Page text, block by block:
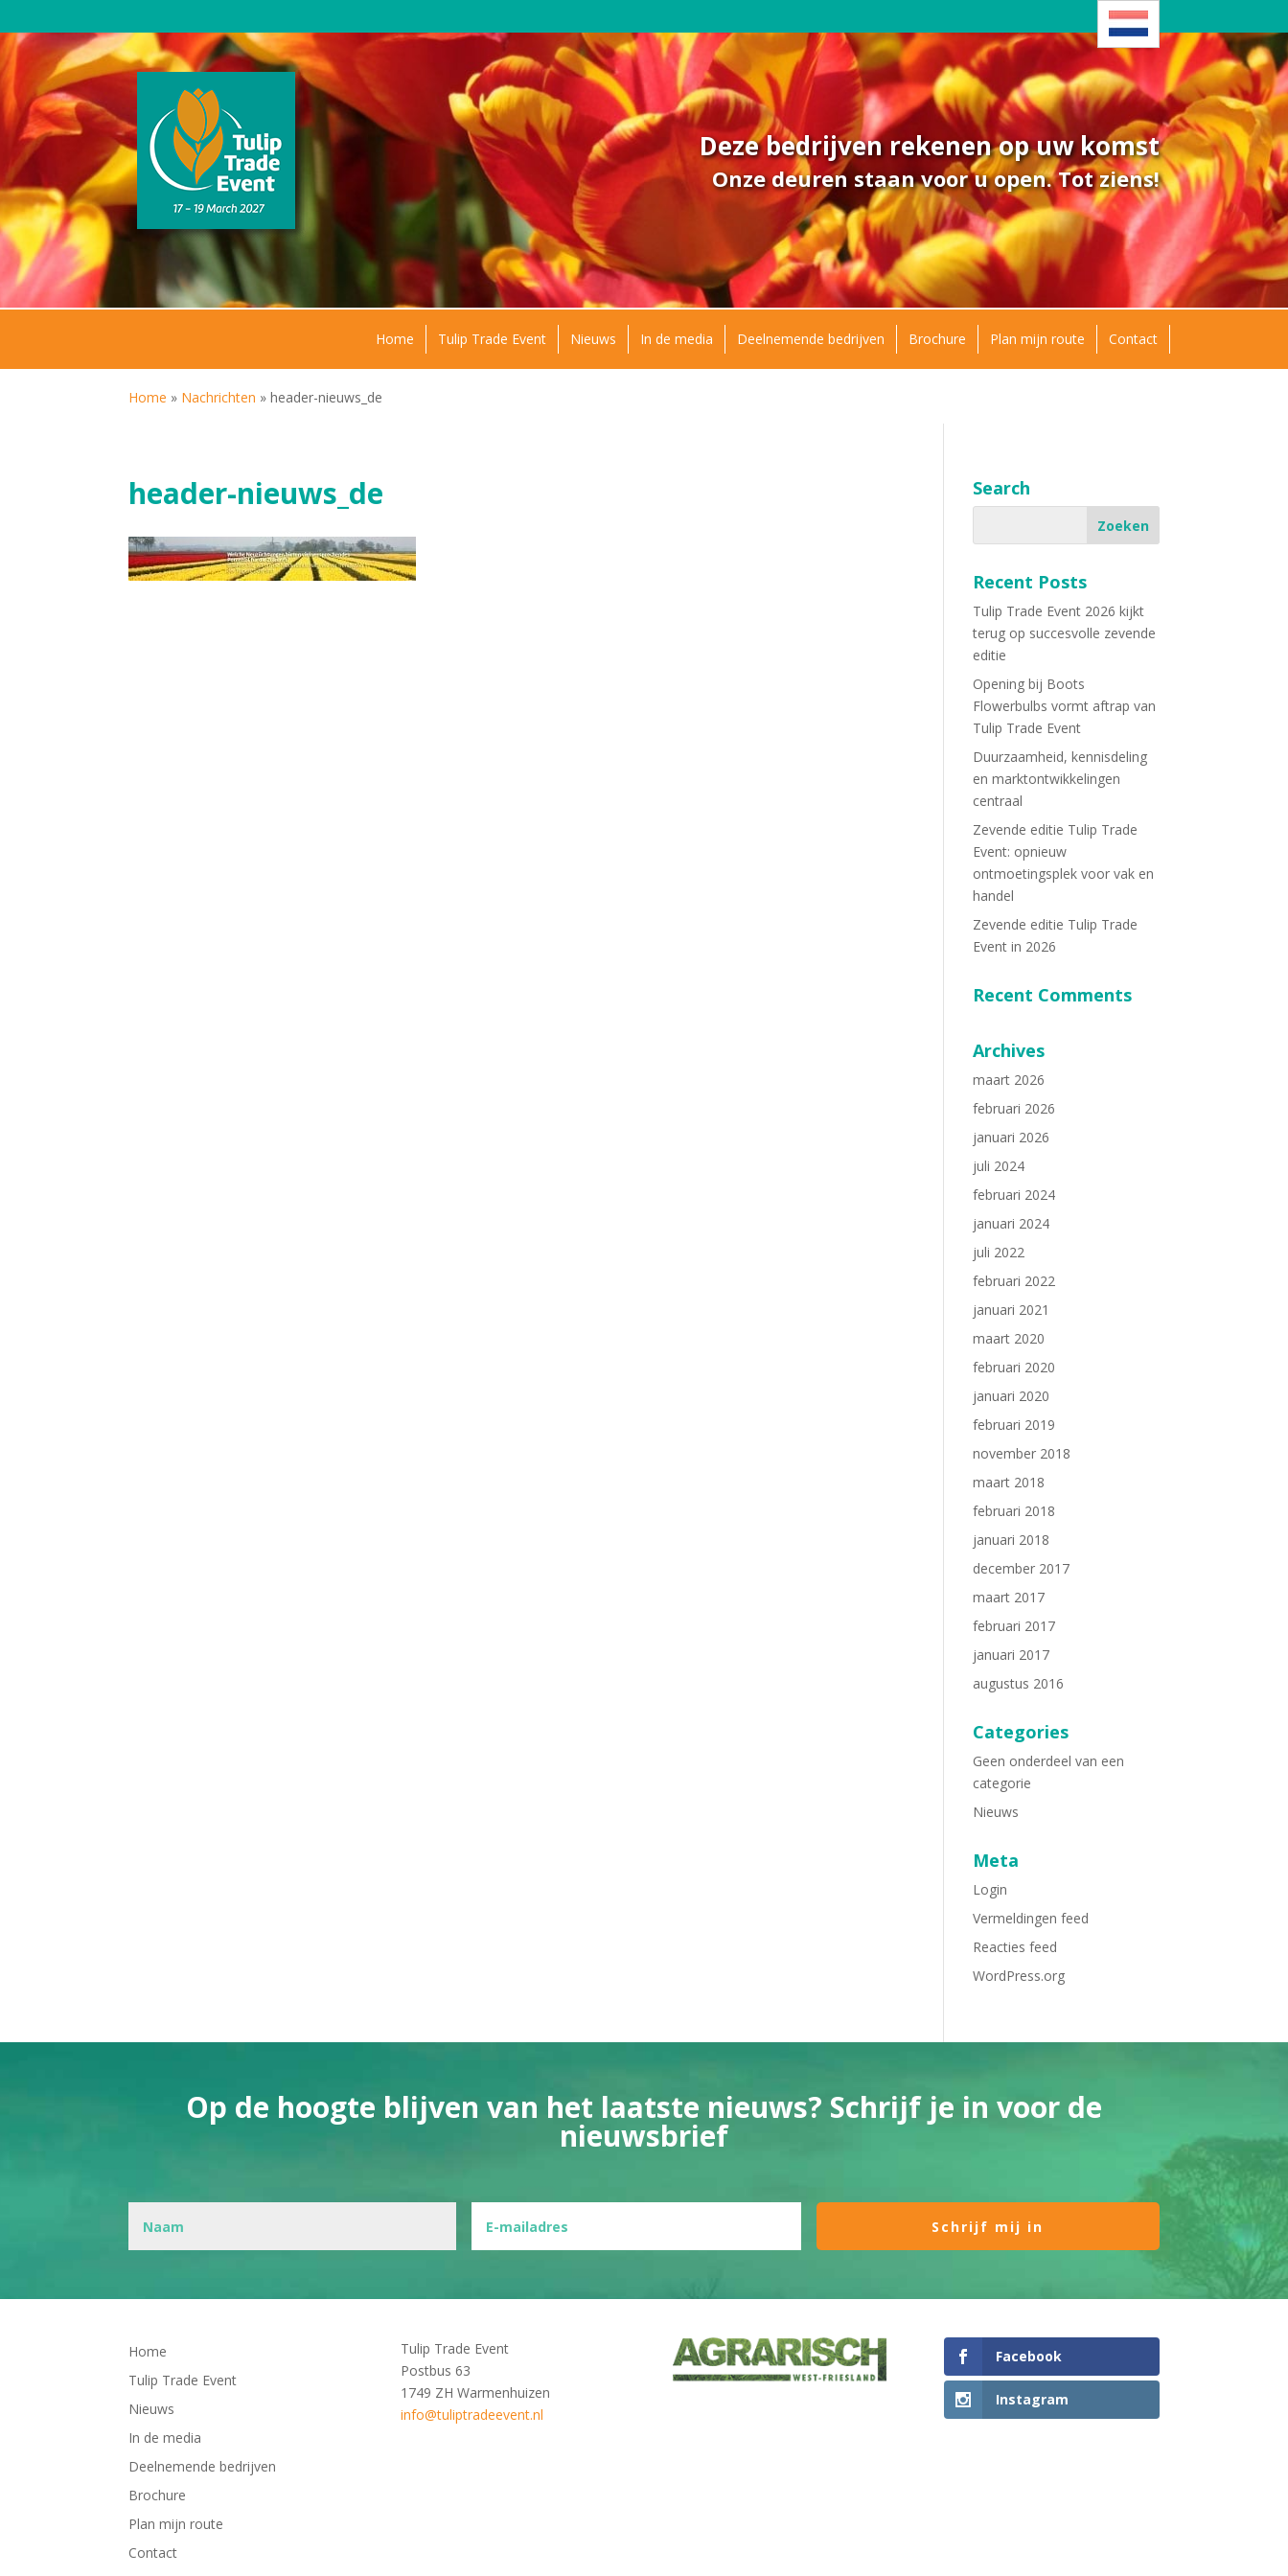
Deze bedrijven rekenen op uw komst
Onze deuren staan voor u open. Tot ziens!
Home Tulip Trade Event Nieuws In de media Deelnemende bedrijven Brochure Plan mijn route Contact
Home » Nachrichten »header-nieuws_de
header-nieuws_de Search
Recent Posts
Tulip Trade Event 2026 kijkt
terug op succesvolle zevende
editie
Opening bij Boots
Flowerbulbs vormt aftrap van
Tulip Trade Event
Duurzaamheid, kennisdeling
en marktontwikkelingen
centraal
Zevende editie Tulip Trade
Event: opnieuw
ontmoetingsplek voor vak en
handel
Zevende editie Tulip Trade
Event in 2026
Recent Comments
Archives
maart 2026
februari 2026
januari 2026
juli 2024
februari 2024
januari 2024
juli 2022
februari 2022
januari 2021
maart 2020
februari 2020
januari 2020
februari 2019
november 2018
maart 2018
februari 2018
januari 2018
december 2017
maart 2017
februari 2017
januari 2017
augustus 2016
Categories
Geen onderdeel van een
categorie
Nieuws
Meta
Login
Vermeldingen feed
Reacties feed
WordPress.org
Op de hoogte blijven van het laatste nieuws? Schrijf je in voor de
nieuwsbrief
Home
Tulip Trade Event
Nieuws
In de media
Deelnemende bedrijven
Brochure
Plan mijn route
Contact
Tulip Trade Event
Postbus 63
1749 ZH Warmenhuizen
info@tuliptradeevent.nl
Facebook
Instagram